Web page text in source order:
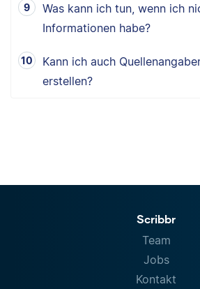
Was kann ich tun, wenn ich
Informationen habe?
Kann ich auch
erstellen?
Scribbr
Team
Jobs
Kontakt